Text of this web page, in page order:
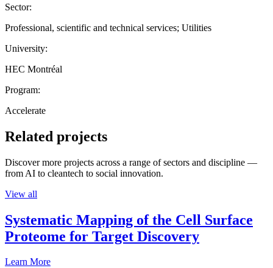
Sector:
Professional, scientific and technical services; Utilities
University:
HEC Montréal
Program:
Accelerate
Related projects
Discover more projects across a range of sectors and discipline —
from AI to cleantech to social innovation.
View all
Systematic Mapping of the Cell Surface
Proteome for Target Discovery
Learn More